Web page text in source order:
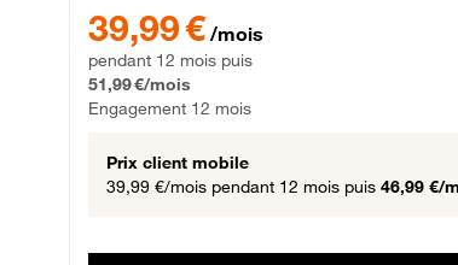
39,99 € /mois
pendant 12 mois puis
51,99 €/mois
Engagement 12 mois
Prix client mobile
39,99 €/mois pendant 12 mois puis 46,99 €/